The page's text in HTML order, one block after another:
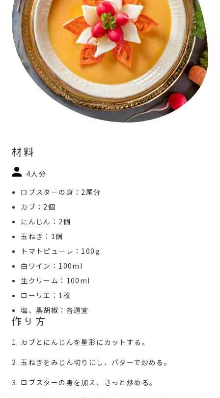
材料
4人分
ロブスターの身：2尾分
カブ：2個
にんじん：2個
玉ねぎ：1個
トマトピューレ：100g
白ワイン：100ml
生クリーム：100ml
ローリエ：1枚
塩、黒胡椒：各適宜
作り方
カブとにんじんを星形にカットする。
玉ねぎをみじん切りにし、バターで炒める。
ロブスターの身を加え、さっと炒める。